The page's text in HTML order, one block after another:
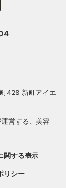
428 新町アイエ
営する、美容
関する表示
リシー